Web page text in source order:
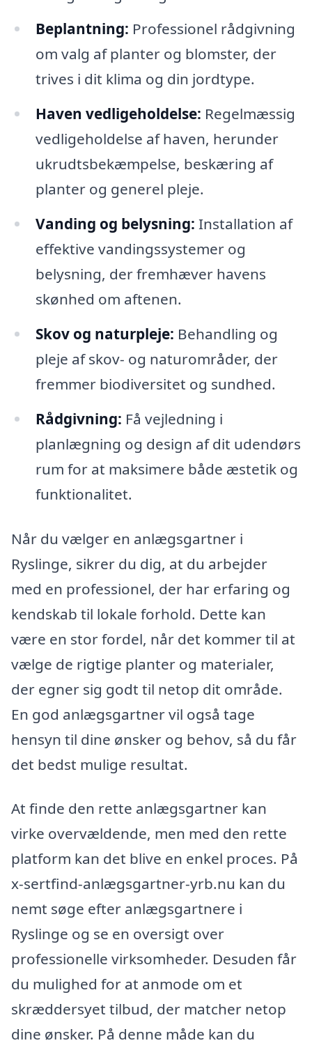
Beplantning: Professionel rådgivning
om valg af planter og blomster, der
trives i dit klima og din jordtype.
Haven vedligeholdelse: Regelmæssig
vedligeholdelse af haven, herunder
ukrudtsbekæmpelse, beskæring af
planter og generel pleje.
Vanding og belysning: Installation af
effektive vandingssystemer og
belysning, der fremhæver havens
skønhed om aftenen.
Skov og naturpleje: Behandling og
pleje af skov- og naturområder, der
fremmer biodiversitet og sundhed.
Rådgivning: Få vejledning i
planlægning og design af dit udendørs
rum for at maksimere både æstetik og
funktionalitet.
Når du vælger en anlægsgartner i
Ryslinge, sikrer du dig, at du arbejder
med en professionel, der har erfaring og
kendskab til lokale forhold. Dette kan
være en stor fordel, når det kommer til at
vælge de rigtige planter og materialer,
der egner sig godt til netop dit område.
En god anlægsgartner vil også tage
hensyn til dine ønsker og behov, så du får
det bedst mulige resultat.
At finde den rette anlægsgartner kan
virke overvældende, men med den rette
platform kan det blive en enkel proces. På
x-sertfind-anlægsgartner-yrb.nu kan du
nemt søge efter anlægsgartnere i
Ryslinge og se en oversigt over
professionelle virksomheder. Desuden får
du mulighed for at anmode om et
skræddersyet tilbud, der matcher netop
dine ønsker. På denne måde kan du